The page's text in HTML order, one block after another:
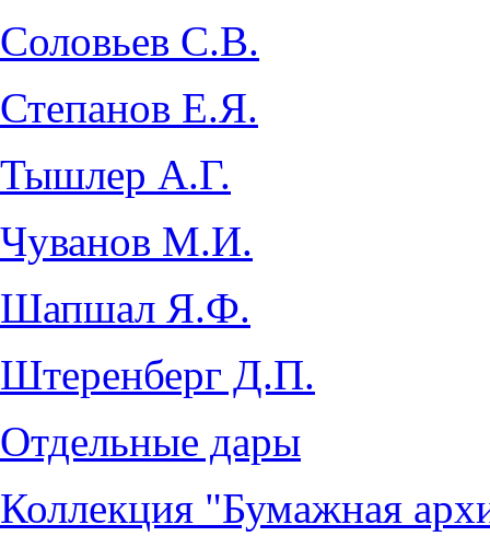
Соловьев С.В.
Степанов Е.Я.
Тышлер А.Г.
Чуванов М.И.
Шапшал Я.Ф.
Штеренберг Д.П.
Отдельные дары
Коллекция "Бумажная